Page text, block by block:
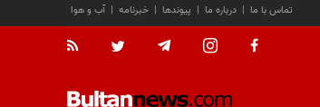
آب و هوا | خبرنامه | پیوندها | درباره ما | تماس با ما